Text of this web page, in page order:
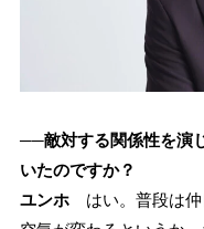
──敵対する関係性を演
いたのですか？
ユンホはい。普段は仲